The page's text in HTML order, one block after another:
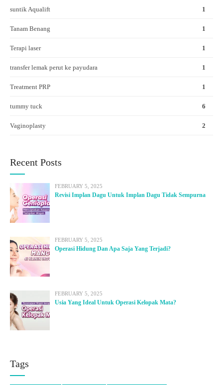
suntik Aqualift 1
Tanam Benang 1
Terapi laser 1
transfer lemak perut ke payudara 1
Treatment PRP 1
tummy tuck 6
Vaginoplasty 2
Recent Posts
FEBRUARY 5, 2025
Revisi Implan Dagu Untuk Implan Dagu Tidak Sempurna
FEBRUARY 5, 2025
Operasi Hidung Dan Apa Saja Yang Terjadi?
FEBRUARY 5, 2025
Usia Yang Ideal Untuk Operasi Kelopak Mata?
Tags